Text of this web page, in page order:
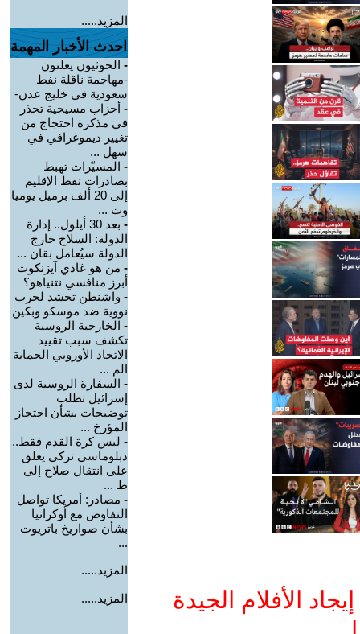
الأفلام الجيدة
المزيد.....
احدث الأخبار المهمة
- الحوثيون يعلنون
-مهاجمة ناقلة نفط
سعودية في خليج عدن-
- أحزاب مسيحية تحذر
في مذكرة احتجاج من
تغيير ديموغرافي في
سهل ...
- المسيّرات تهبط
بصادرات نفط الإقليم
إلى 20 ألف برميل يوميا
وت ...
-
بعد 30 أيلول.. إدارة
الدولة: السلاح خارج
الدولة سيُعامل بقان ...
- من هو غادي آيزنكوت
أبرز منافسي نتنياهو؟
- واشنطن تحشد لحرب
نووية ضد موسكو وبكين
- الخارجية الروسية
تكشف سبب تقييد
الاتحاد الأوروبي الحماية
الم ...
- السفارة الروسية لدى
إسرائيل تطلب
توضيحات بشأن احتجاز
المؤرخ ...
- ليس كرة القدم فقط..
دبلوماسي تركي يعلق
على انتقال صلاح إلى
ط ...
- مصادر: أمريكا تواصل
التفاوض مع أوكرانيا
بشأن صواريخ باتريوت
...
المزيد.....
المزيد.....